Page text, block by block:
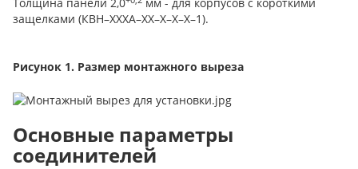
защелками (КВН–ХХХА–ХХ–Х–Х–Х–1).
Рисунок 1. Размер монтажного выреза
Основные параметры
соединителей